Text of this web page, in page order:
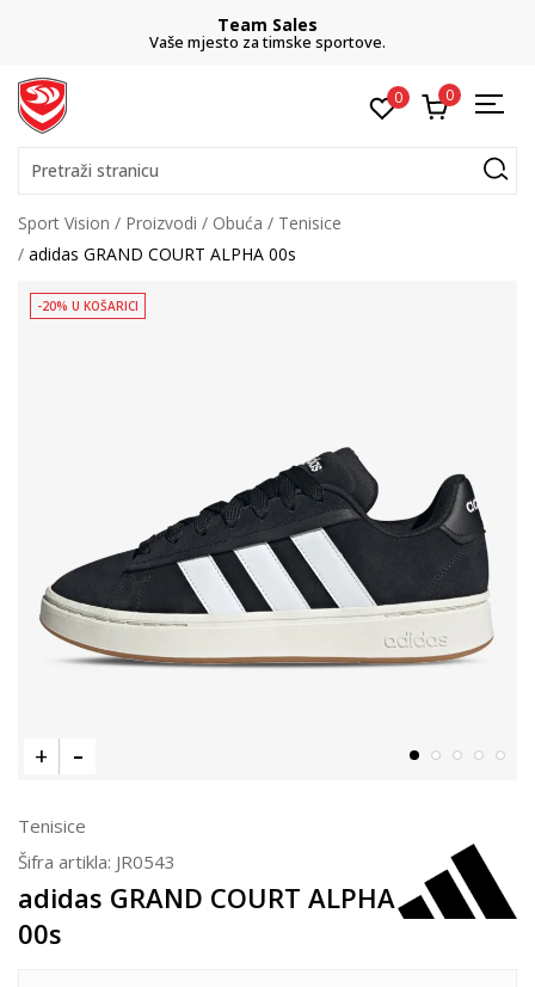
Team Sales
Vaše mjesto za timske sportove.
0 0
Pretraži stranicu
Sport Vision Proizvodi Obuća
Tenisice
adidas GRAND COURT ALPHA 00s
-20% U KOŠARICI
Tenisice
Šifra artikla: JR0543
adidas GRAND COURT ALPHA
00s